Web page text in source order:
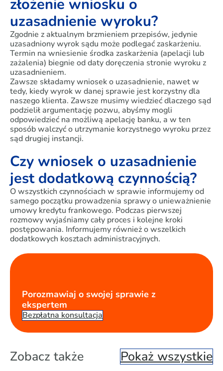
złożenie wniosku o
uzasadnienie wyroku?
Zgodnie z aktualnym brzmieniem przepisów, jedynie
uzasadniony wyrok sądu może podlegać zaskarżeniu.
Termin na wniesienie środka zaskarżenia (apelacji lub
zażalenia) biegnie od daty doręczenia stronie wyroku z
uzasadnieniem.
Zawsze składamy wniosek o uzasadnienie, nawet w
tedy, kiedy wyrok w danej sprawie jest korzystny dla
naszego klienta. Zawsze musimy wiedzieć dlaczego sąd
podzielił argumentację pozwu, abyśmy mogli
odpowiedzieć na możliwą apelację banku, a w ten
sposób walczyć o utrzymanie korzystnego wyroku przez
sąd drugiej instancji.
Czy wniosek o uzasadnienie
jest dodatkową czynnością?
O wszystkich czynnościach w sprawie informujemy od
samego początku prowadzenia sprawy o unieważnienie
umowy kredytu frankowego. Podczas pierwszej
rozmowy wyjaśniamy cały proces i kolejne kroki
postępowania. Informujemy również o wszelkich
dodatkowych kosztach administracyjnych.
Porozmawiaj o swojej sprawie z
ekspertem
Bezpłatna konsultacja
Zobacz także Pokaż wszystkie